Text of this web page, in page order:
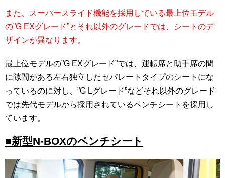
また、スーパースライド機能を採用している最上位モデル
の”G EXグレード”とそれ以外のグレードでは、シートのデ
ザインが異なります。
最上位モデルの”G EXグレード”では、運転席と助手席の間
に隙間がある左右独立したセパレートタイプのシートにな
っているのに対し、”G Lグレード”などそれ以外のグレード
では先代モデルから採用されているベンチシートを採用し
ています。
■新型N-BOXのベンチシート